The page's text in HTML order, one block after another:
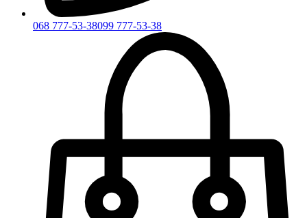
068 777-53-38099 777-53-38